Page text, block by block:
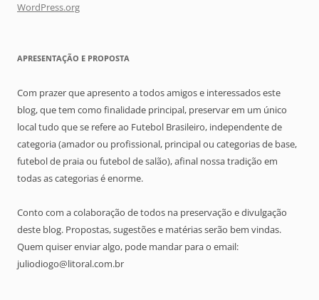
WordPress.org
APRESENTAÇÃO E PROPOSTA
Com prazer que apresento a todos amigos e interessados este
blog, que tem como finalidade principal, preservar em um único
local tudo que se refere ao Futebol Brasileiro, independente de
categoria (amador ou profissional, principal ou categorias de base,
futebol de praia ou futebol de salão), afinal nossa tradição em
todas as categorias é enorme.
Conto com a colaboração de todos na preservação e divulgação
deste blog. Propostas, sugestões e matérias serão bem vindas.
Quem quiser enviar algo, pode mandar para o email:
juliodiogo@litoral.com.br